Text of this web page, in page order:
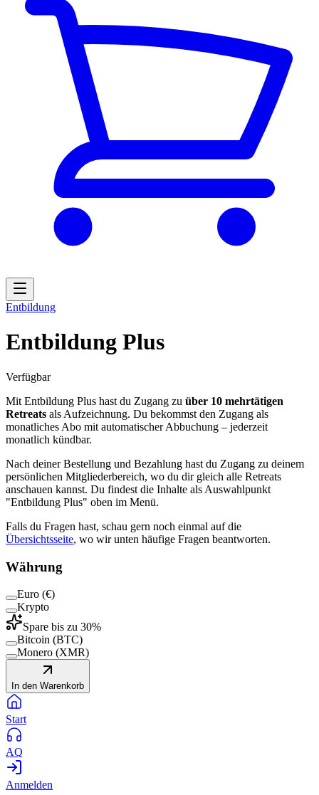
Entbildung
Entbildung Plus
Verfügbar
Mit Entbildung Plus hast du Zugang zu über 10 mehrtätigen
Retreats als Aufzeichnung. Du bekommst den Zugang als
monatliches Abo mit automatischer Abbuchung – jederzeit
monatlich kündbar.
Nach deiner Bestellung und Bezahlung hast du Zugang zu deinem
persönlichen Mitgliederbereich, wo du dir gleich alle Retreats
anschauen kannst. Du findest die Inhalte als Auswahlpunkt
"Entbildung Plus" oben im Menü.
Falls du Fragen hast, schau gern noch einmal auf die
Übersichtsseite, wo wir unten häufige Fragen beantworten.
Währung
Euro (€)
Krypto
Spare bis zu 30%
Bitcoin (BTC)
Monero (XMR)
In den Warenkorb
Start
AQ
Anmelden